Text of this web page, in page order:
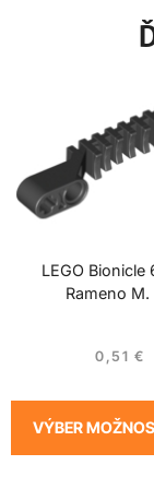
LEGO Bionicle
Rameno M.
0,51 €
VÝBER